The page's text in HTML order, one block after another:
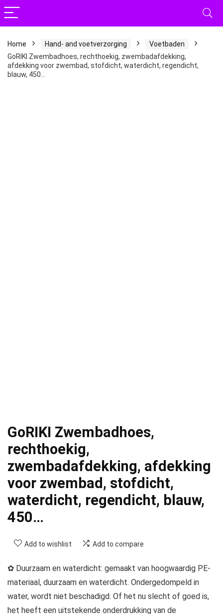
Home Hand- and voetverzorging
Voetbaden
GoRIKI Zwembadhoes, rechthoekig, zwembadafdekking,
afdekking voor zwembad, stofdicht, waterdicht, regendicht,
blauw, 450…
GoRIKI Zwembadhoes,
rechthoekig,
zwembadafdekking, afdekking
voor zwembad, stofdicht,
waterdicht, regendicht, blauw,
450…
Add to wishlist Add to compare
✿ Duurzaam en waterdicht: gemaakt van hoogwaardig PE-
materiaal, duurzaam en waterdicht. Ondergedompeld in
water, wordt niet beschadigd. Of het nu slecht of goed is,
het heeft een uitstekende onderdrukking van de